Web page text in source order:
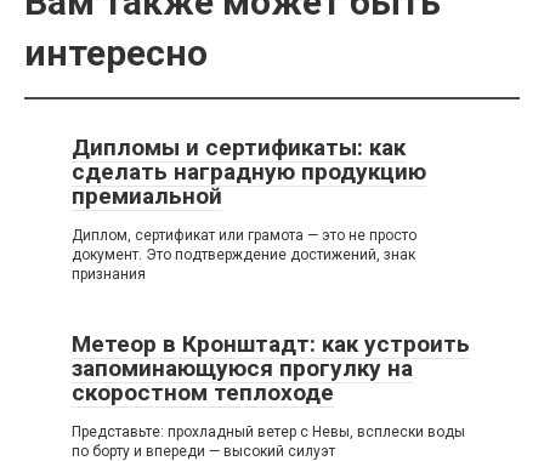
интересно
Дипломы и сертификаты: как
сделать наградную продукцию
премиальной
Диплом, сертификат или грамота — это не просто
документ. Это подтверждение достижений, знак
признания
Метеор в Кронштадт: как устроить
запоминающуюся прогулку на
скоростном теплоходе
Представьте: прохладный ветер с Невы, всплески воды
по борту и впереди — высокий силуэт